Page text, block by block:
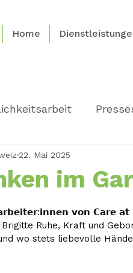
Home
im
22. Mai 2025
bewertet.
𝘃𝗼𝗻 𝗖𝗮𝗿𝗲
Ruhe, Kraft und
wo stets liebevolle